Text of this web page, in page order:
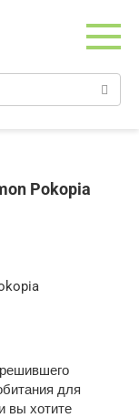
Pokopia
для
вы хотите